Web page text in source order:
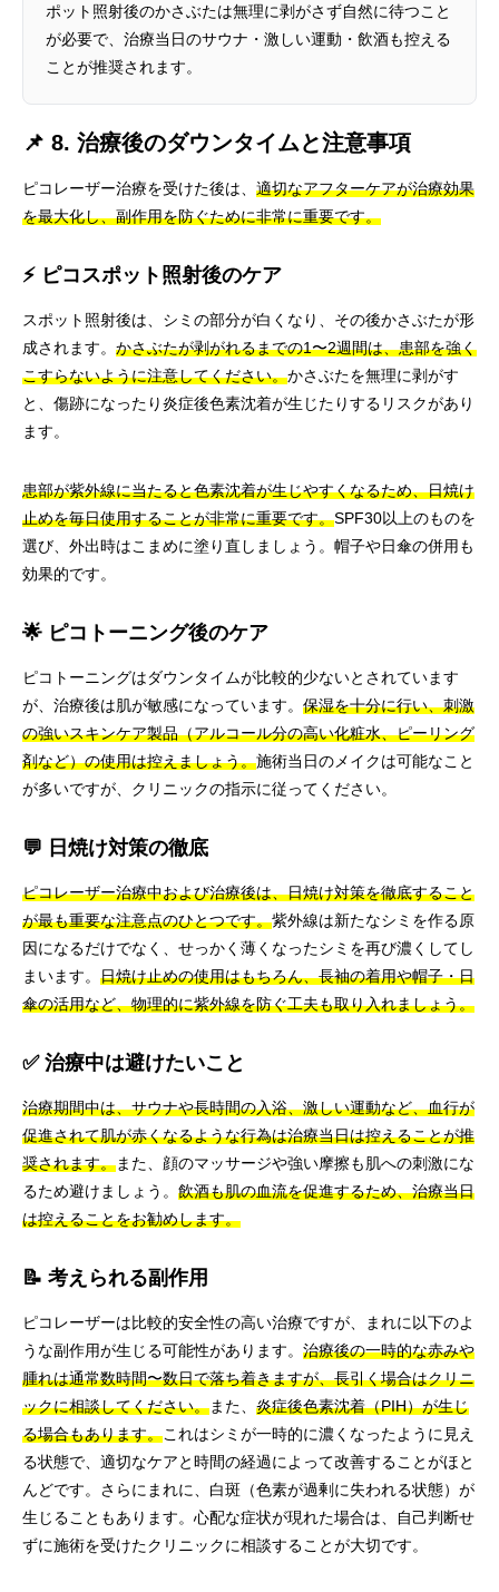
ポット照射後のかさぶたは無理に剥がさず自然に待つこと
が必要で、治療当日のサウナ・激しい運動・飲酒も控える
ことが推奨されます。
📌 8. 治療後のダウンタイムと注意事項
ピコレーザー治療を受けた後は、 適切なアフターケアが治療効果
を最大化し、副作用を防ぐために非常に重要です。
⚡ ピコスポット照射後のケア
スポット照射後は、シミの部分が白くなり、その後かさぶたが形
成されます。 かさぶたが剥がれるまでの1〜2週間は、患部を強く
こすらないように注意してください。かさぶたを無理に剥がす
と、傷跡になったり炎症後色素沈着が生じたりするリスクがあり
ます。
患部が紫外線に当たると色素沈着が生じやすくなるため、日焼け
止めを毎日使用することが非常に重要です。SPF30以上のものを
選び、外出時はこまめに塗り直しましょう。帽子や日傘の併用も
効果的です。
🌟 ピコトーニング後のケア
ピコトーニングはダウンタイムが比較的少ないとされています
が、治療後は肌が敏感になっています。 保湿を十分に行い、刺激
の強いスキンケア製品（アルコール分の高い化粧水、ピーリング
剤など）の使用は控えましょう。施術当日のメイクは可能なこと
が多いですが、クリニックの指示に従ってください。
💬 日焼け対策の徹底
ピコレーザー治療中および治療後は、日焼け対策を徹底すること
が最も重要な注意点のひとつです。紫外線は新たなシミを作る原
因になるだけでなく、せっかく薄くなったシミを再び濃くしてし
まいます。 日焼け止めの使用はもちろん、長袖の着用や帽子・日
傘の活用など、物理的に紫外線を防ぐ工夫も取り入れましょう。
✅ 治療中は避けたいこと
治療期間中は、サウナや長時間の入浴、激しい運動など、血行が
促進されて肌が赤くなるような行為は治療当日は控えることが推
奨されます。また、顔のマッサージや強い摩擦も肌への刺激にな
るため避けましょう。 飲酒も肌の血流を促進するため、治療当日
は控えることをお勧めします。
📝 考えられる副作用
ピコレーザーは比較的安全性の高い治療ですが、まれに以下のよ
うな副作用が生じる可能性があります。 治療後の一時的な赤みや
腫れは通常数時間〜数日で落ち着きますが、長引く場合はクリニ
ックに相談してください。また、 炎症後色素沈着（PIH）が生じ
る場合もあります。これはシミが一時的に濃くなったように見え
る状態で、適切なケアと時間の経過によって改善することがほと
んどです。さらにまれに、白斑（色素が過剰に失われる状態）が
生じることもあります。心配な症状が現れた場合は、自己判断せ
ずに施術を受けたクリニックに相談することが大切です。